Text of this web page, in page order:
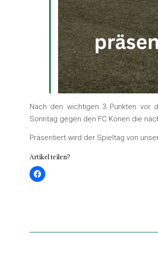
Nach den wichtigen 3 Punkten vor
Sonntag gegen den FC Könen die
Präsentiert wird der Spieltag von
Artikel teilen?